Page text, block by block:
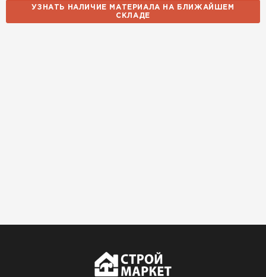
УЗНАТЬ НАЛИЧИЕ МАТЕРИАЛА НА БЛИЖАЙШЕМ
СКЛАДЕ